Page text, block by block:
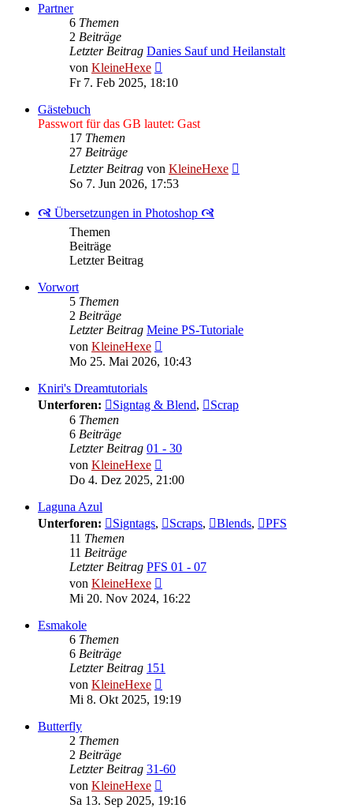
Partner
6 Themen
2 Beiträge
Letzter Beitrag Danies Sauf und Heilanstalt
von KleineHexe
Beitrag
Fr 7. Feb 2025, 18:10
Gästebuch
Passwort für das GB lautet: Gast
17 Themen
27 Beiträge
Letzter Beitrag von KleineHexe
So 7. Jun 2026, 17:53
🙧 Übersetzungen in Photoshop 🙧
Themen
Beiträge
Letzter Beitrag
Vorwort
5 Themen
2 Beiträge
Letzter Beitrag Meine PS-Tutoriale
von KleineHexe
Beitrag
Mo 25. Mai 2026, 10:43
Kniri's Dreamtutorials
Unterforen:
Signtag & Blend,
Scrap
6 Themen
6 Beiträge
Letzter Beitrag 01 - 30
von KleineHexe
Beitrag
Do 4. Dez 2025, 21:00
Laguna Azul
Unterforen:
Signtags, Scraps, Blends,
PFS
11 Themen
11 Beiträge
Letzter Beitrag PFS 01 - 07
von KleineHexe
Beitrag
Mi 20. Nov 2024, 16:22
Esmakole
6 Themen
6 Beiträge
Letzter Beitrag 151
von KleineHexe
Beitrag
Mi 8. Okt 2025, 19:19
Butterfly
2 Themen
2 Beiträge
Letzter Beitrag 31-60
von KleineHexe
Beitrag
Sa 13. Sep 2025, 19:16